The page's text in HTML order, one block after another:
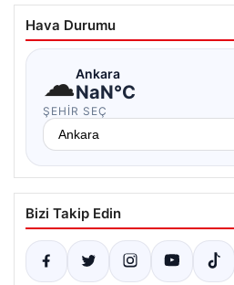
Hava Durumu
☁Ankara
NaN°C
ŞEHIR SEÇ
Bizi Takip Edin